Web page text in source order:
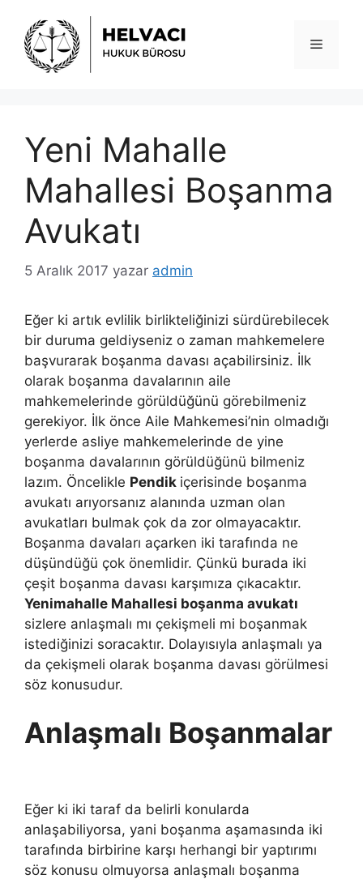
Menü
Yeni Mahalle
Mahallesi Boşanma
Avukatı
5 Aralık 2017 yazar admin
Eğer ki artık evlilik birlikteliğinizi sürdürebilecek
bir duruma geldiyseniz o zaman mahkemelere
başvurarak boşanma davası açabilirsiniz. İlk
olarak boşanma davalarının aile
mahkemelerinde görüldüğünü görebilmeniz
gerekiyor. İlk önce Aile Mahkemesi’nin olmadığı
yerlerde asliye mahkemelerinde de yine
boşanma davalarının görüldüğünü bilmeniz
lazım. Öncelikle Pendik içerisinde boşanma
avukatı arıyorsanız alanında uzman olan
avukatları bulmak çok da zor olmayacaktır.
Boşanma davaları açarken iki tarafında ne
düşündüğü çok önemlidir. Çünkü burada iki
çeşit boşanma davası karşımıza çıkacaktır.
Yenimahalle Mahallesi boşanma avukatı
sizlere anlaşmalı mı çekişmeli mi boşanmak
istediğinizi soracaktır. Dolayısıyla anlaşmalı ya
da çekişmeli olarak boşanma davası görülmesi
söz konusudur.
Anlaşmalı Boşanmalar
Eğer ki iki taraf da belirli konularda
anlaşabiliyorsa, yani boşanma aşamasında iki
tarafında birbirine karşı herhangi bir yaptırımı
söz konusu olmuyorsa anlaşmalı boşanma